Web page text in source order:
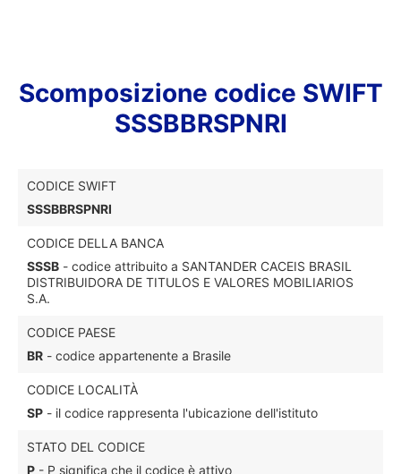
Scomposizione codice SWIFT
SSSBBRSPNRI
CODICE SWIFT
SSSBBRSPNRI
CODICE DELLA BANCA
SSSB - codice attribuito a SANTANDER CACEIS BRASIL
DISTRIBUIDORA DE TITULOS E VALORES MOBILIARIOS
S.A.
CODICE PAESE
BR - codice appartenente a Brasile
CODICE LOCALITÀ
SP - il codice rappresenta l'ubicazione dell'istituto
STATO DEL CODICE
P - P significa che il codice è attivo